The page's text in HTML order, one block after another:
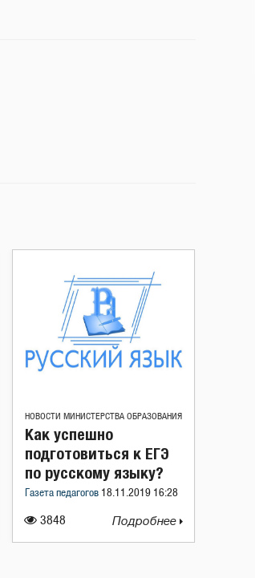
НОВОСТИ МИНИСТЕРСТВА ОБРАЗОВАНИЯ
3848
Как успешно
подготовиться к ЕГЭ
по русскому языку?
Газета педагогов 18.11.2019 16:28
Подробнее